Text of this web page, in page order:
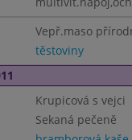
Vepř.maso
těstoviny
Krupicová s vejci
Sekaná pečeně